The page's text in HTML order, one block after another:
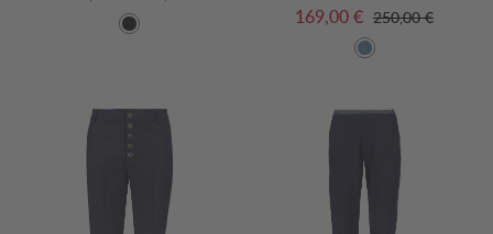
169,00 € 250,00 €